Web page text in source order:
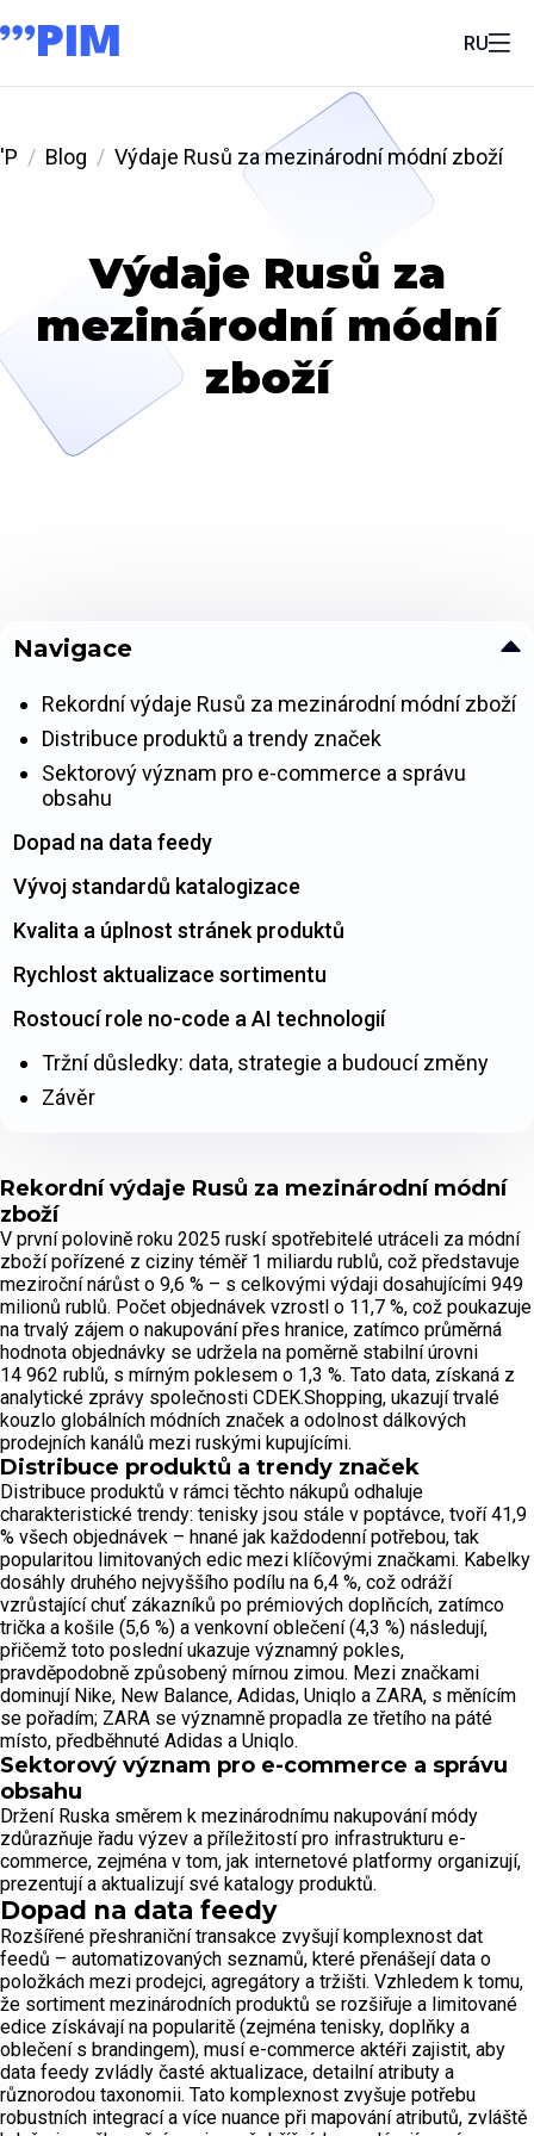
RU
'P Blog Výdaje Rusů za mezinárodní módní zboží
Výdaje Rusů za
mezinárodní módní
zboží
Rekordní výdaje Rusů za mezinárodní módní
zboží
V první polovině roku 2025 ruskí spotřebitelé utráceli za módní
zboží pořízené z ciziny téměř 1 miliardu rublů, což představuje
meziroční nárůst o 9,6 % – s celkovými výdaji dosahujícími 949
milionů rublů. Počet objednávek vzrostl o 11,7 %, což poukazuje
na trvalý zájem o nakupování přes hranice, zatímco průměrná
hodnota objednávky se udržela na poměrně stabilní úrovni
14 962 rublů, s mírným poklesem o 1,3 %. Tato data, získaná z
analytické zprávy společnosti CDEK.Shopping, ukazují trvalé
kouzlo globálních módních značek a odolnost dálkových
prodejních kanálů mezi ruskými kupujícími.
Distribuce produktů a trendy značek
Distribuce produktů v rámci těchto nákupů odhaluje
charakteristické trendy: tenisky jsou stále v poptávce, tvoří 41,9
% všech objednávek – hnané jak každodenní potřebou, tak
popularitou limitovaných edic mezi klíčovými značkami. Kabelky
dosáhly druhého nejvyššího podílu na 6,4 %, což odráží
vzrůstající chuť zákazníků po prémiových doplňcích, zatímco
trička a košile (5,6 %) a venkovní oblečení (4,3 %) následují,
přičemž toto poslední ukazuje významný pokles,
pravděpodobně způsobený mírnou zimou. Mezi značkami
dominují Nike, New Balance, Adidas, Uniqlo a ZARA, s měnícím
se pořadím; ZARA se významně propadla ze třetího na páté
místo, předběhnuté Adidas a Uniqlo.
Sektorový význam pro e-commerce a správu
obsahu
Držení Ruska směrem k mezinárodnímu nakupování módy
zdůrazňuje řadu výzev a příležitostí pro infrastrukturu e-
commerce, zejména v tom, jak internetové platformy organizují,
prezentují a aktualizují své katalogy produktů.
Dopad na data feedy
Rozšířené přeshraniční transakce zvyšují komplexnost dat
feedů – automatizovaných seznamů, které přenášejí data o
položkách mezi prodejci, agregátory a tržišti. Vzhledem k tomu,
že sortiment mezinárodních produktů se rozšiřuje a limitované
edice získávají na popularitě (zejména tenisky, doplňky a
oblečení s brandingem), musí e-commerce aktéři zajistit, aby
data feedy zvládly časté aktualizace, detailní atributy a
různorodou taxonomii. Tato komplexnost zvyšuje potřebu
robustních integrací a více nuance při mapování atributů, zvláště
Navigace
Rekordní výdaje Rusů za mezinárodní módní zboží
Distribuce produktů a trendy značek
Sektorový význam pro e-commerce a správu
obsahu
Dopad na data feedy
Vývoj standardů katalogizace
Kvalita a úplnost stránek produktů
Rychlost aktualizace sortimentu
Rostoucí role no-code a AI technologií
Tržní důsledky: data, strategie a budoucí změny
Závěr